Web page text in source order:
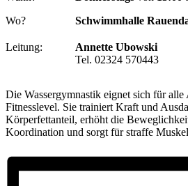
Wo?
Leitung:
Schwimmhalle
Annette Ubowski
Tel. 02324 570443
Die Wassergymnastik eignet sich für alle
Fitnesslevel. Sie trainiert Kraft und
Körperfettanteil, erhöht die
Koordination und sorgt für straffe